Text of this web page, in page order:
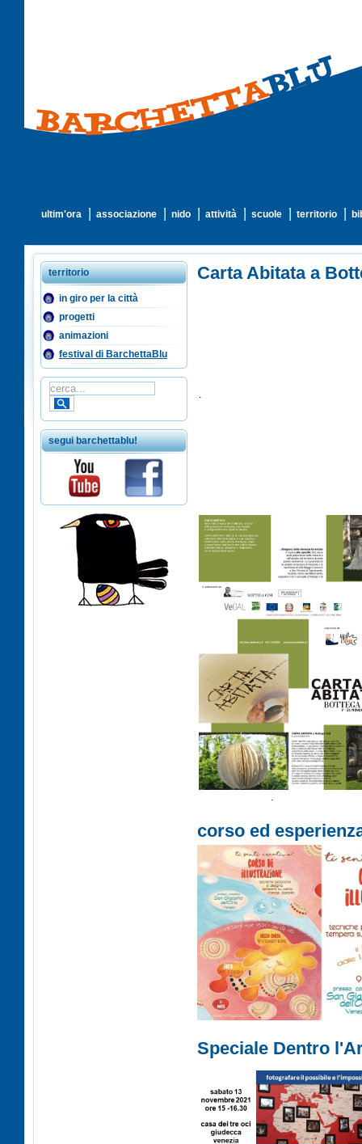
ultim'ora associazione nido attività scuole territorio
territorio
in giro per la città
progetti
animazioni
festival di BarchettaBlu
segui barchettablu!
Carta Abitata a
.
.
corso ed
Speciale Dentro